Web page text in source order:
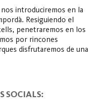
introduciremos en la
Resiguiendo el
penetraremos en los
por rincones
disfrutaremos de una
SOCIALS: